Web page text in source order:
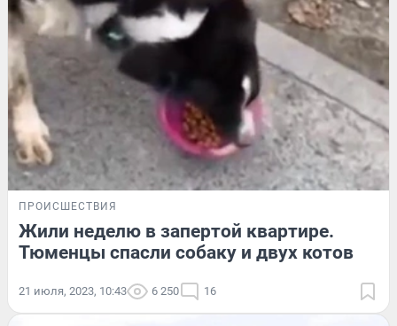
ПРОИСШЕСТВИЯ
Жили неделю в запертой квартире.
Тюменцы спасли собаку и двух котов
21 июля, 2023, 10:43 6 250 16